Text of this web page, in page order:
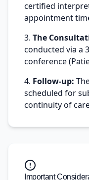
certified
appointment
The
conducted via a
conference
Follow-up:
scheduled for
continuity of
Important